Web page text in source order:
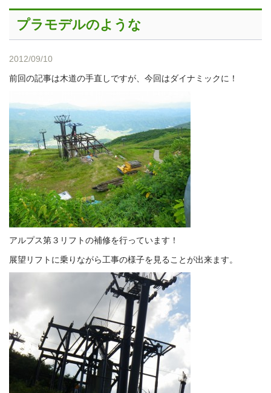
プラモデルのような
2012/09/10
前回の記事は木道の手直しですが、今回はダイナミックに！
アルプス第３リフトの補修を行っています！
展望リフトに乗りながら工事の様子を見ることが出来ます。